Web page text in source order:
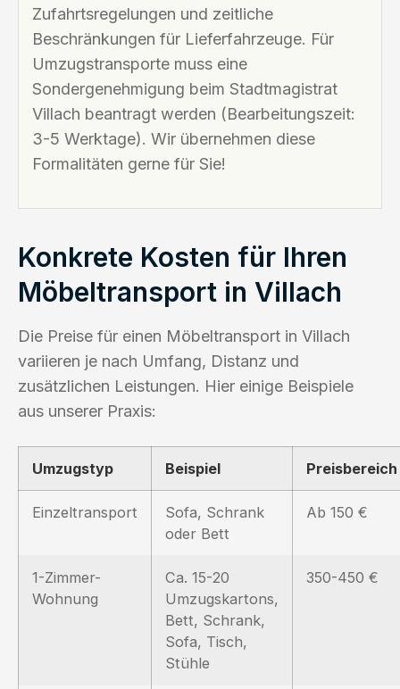
Zufahrtsregelungen und zeitliche
Beschränkungen für Lieferfahrzeuge. Für
Umzugstransporte muss eine
Sondergenehmigung beim Stadtmagistrat
Villach beantragt werden (Bearbeitungszeit:
3-5 Werktage). Wir übernehmen diese
Formalitäten gerne für Sie!
Konkrete Kosten für Ihren
Möbeltransport in Villach
Die Preise für einen Möbeltransport in Villach
variieren je nach Umfang, Distanz und
zusätzlichen Leistungen. Hier einige Beispiele
aus unserer Praxis:
Umzugstyp Beispiel Preisbereich
Einzeltransport
Sofa, Schrank
oder Bett
Ab 150 €
1-Zimmer-
Wohnung
Ca. 15-20
Umzugskartons,
Bett, Schrank,
Sofa, Tisch,
Stühle
350-450 €